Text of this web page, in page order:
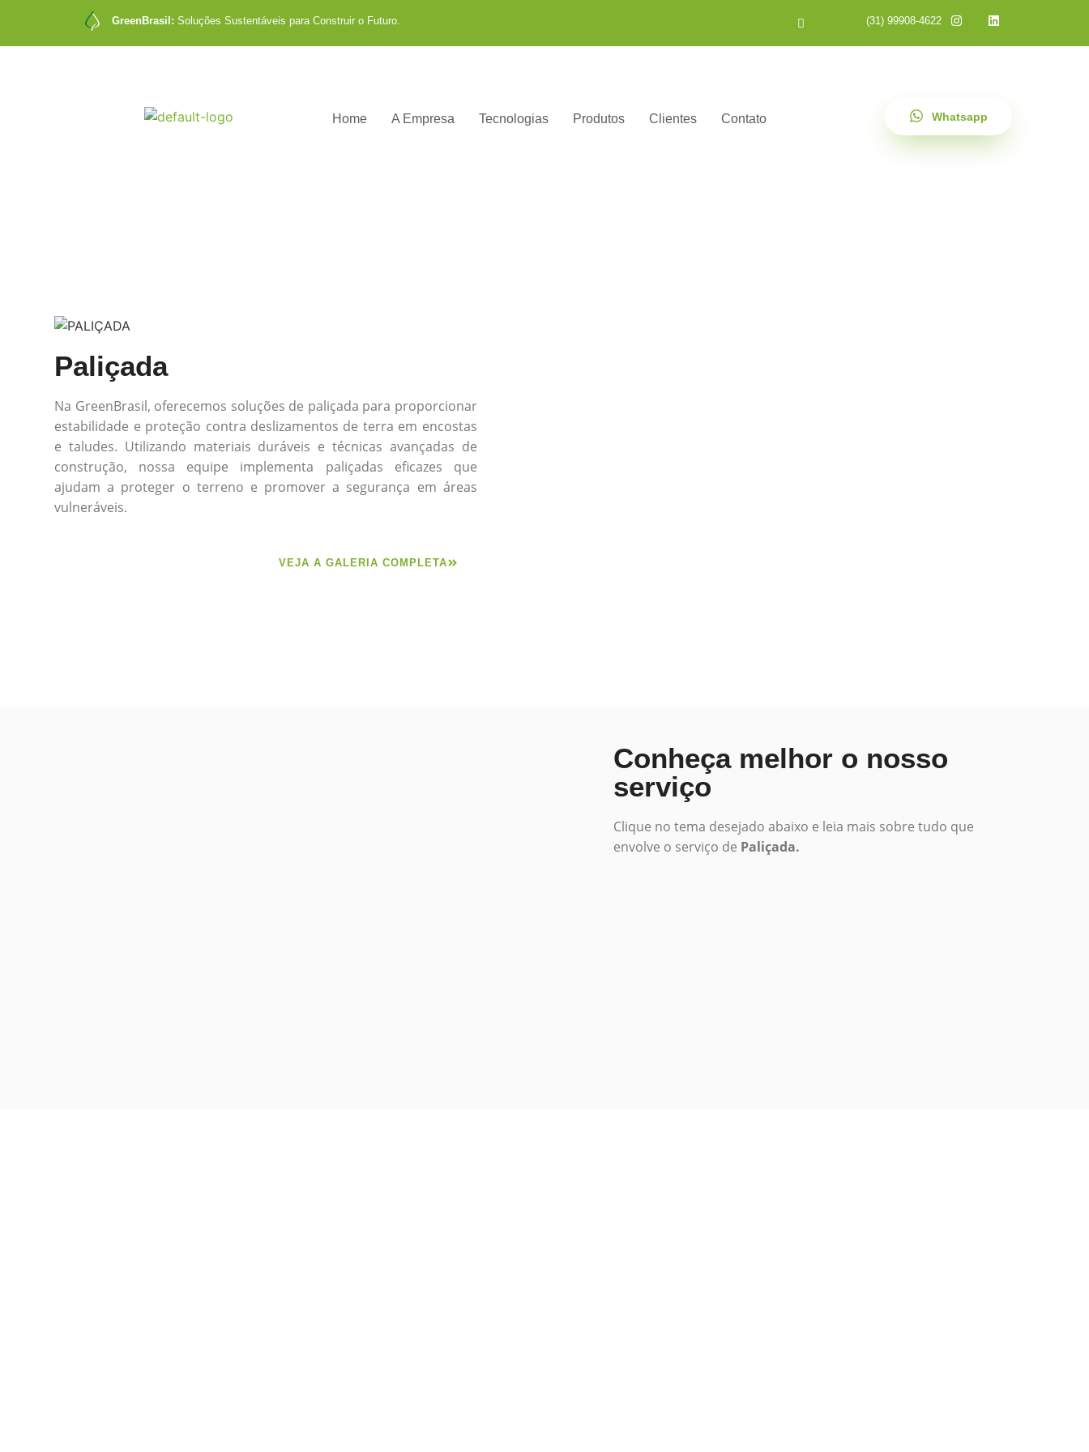
GreenBrasil: Soluções Sustentáveis para Construir o Futuro. (31) 99908-4622
Home A Empresa Tecnologias Produtos Clientes Contato Whatsapp
Paliçada
Na GreenBrasil, oferecemos soluções de paliçada para proporcionar
estabilidade e proteção contra deslizamentos de terra em encostas
e taludes. Utilizando materiais duráveis e técnicas avançadas de
construção, nossa equipe implementa paliçadas eficazes que
ajudam a proteger o terreno e promover a segurança em áreas
vulneráveis.
VEJA A GALERIA COMPLETA
Conheça melhor o nosso
serviço
Clique no tema desejado abaixo e leia mais sobre tudo que
envolve o serviço de Paliçada.